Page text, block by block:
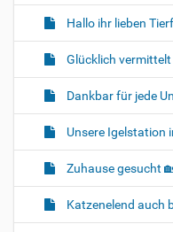
Hallo ihr lieben
Glücklich vermittelt
Dankbar für jede
Unsere Igelstation
Zuhause gesucht
Katzenelend auch